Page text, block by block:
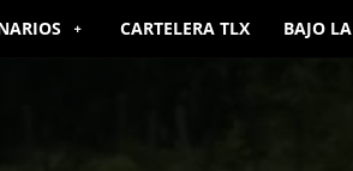
CARTELERA TLX BAJO